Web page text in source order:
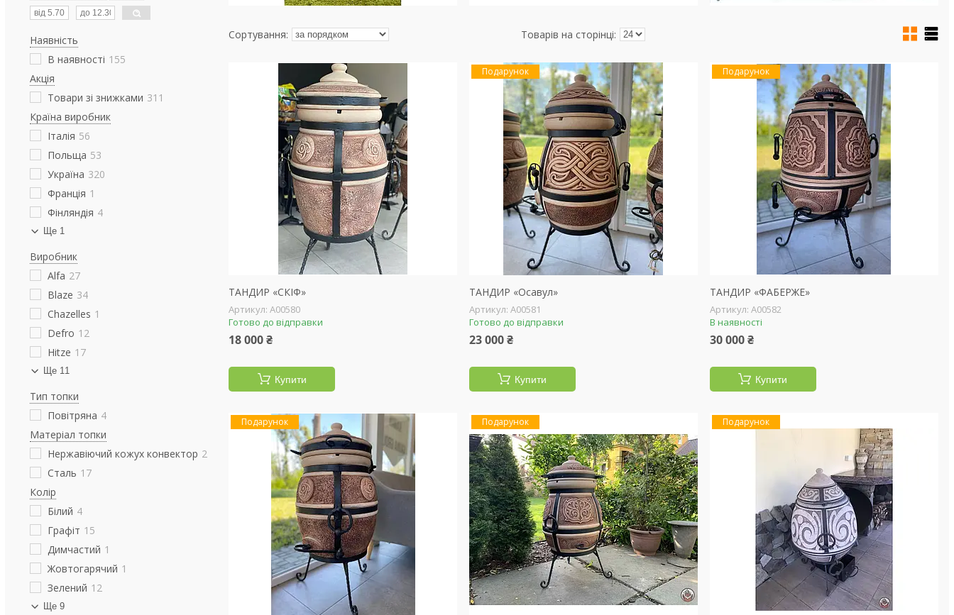
Наявність
В наявності 155
Акція
Товари зі знижками 311
Країна виробник
Італія 56
Польща 53
Україна 320
Франція 1
Фінляндія 4
Ще 1
Виробник
Alfa 27
Blaze 34
Chazelles 1
Defro 12
Hitze 17
Ще 11
Тип топки
Повітряна 4
Матеріал топки
Нержавіючий кожух конвектор 2
Сталь 17
Колір
Білий 4
Графіт 15
Димчастий 1
Жовтогарячий 1
Зелений 12
Ще 9
ТАНДИР «СКІФ»
А00580
Готово до відправки
18 000 ₴
Купити
Подарунок
ТАНДИР «Осавул»
А00581
Готово до відправки
23 000 ₴
Купити
Подарунок
ТАНДИР «ФАБЕРЖЕ»
А00582
В наявності
30 000 ₴
Купити
Подарунок Подарунок Подарунок